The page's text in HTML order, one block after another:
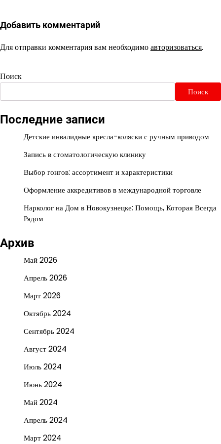
Добавить комментарий
Для отправки комментария вам необходимоавторизоваться.
Поиск
Поиск
Последние записи
Детские инвалидные кресла-коляски с ручным приводом
Запись в стоматологическую клинику
Выбор гонгов: ассортимент и характеристики
Оформление аккредитивов в международной торговле
Нарколог на Дом в Новокузнецке: Помощь, Которая Всегда
Рядом
Архив
Май 2026
Апрель 2026
Март 2026
Октябрь 2024
Сентябрь 2024
Август 2024
Июль 2024
Июнь 2024
Май 2024
Апрель 2024
Март 2024